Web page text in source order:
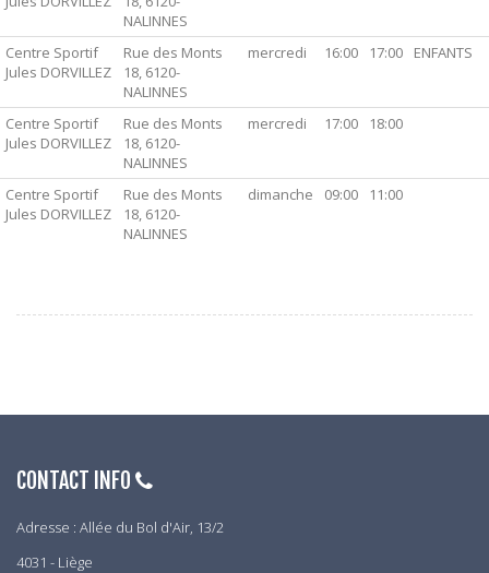
NALINNES
Centre Sportif
Jules DORVILLEZ
Rue des Monts
18, 6120-
NALINNES
mercredi 16:00 17:00 ENFANTS
Centre Sportif
Jules DORVILLEZ
Rue des Monts
18, 6120-
NALINNES
mercredi 17:00 18:00
Centre Sportif
Jules DORVILLEZ
Rue des Monts
18, 6120-
NALINNES
dimanche 09:00 11:00
CONTACT INFO
Adresse : Allée du Bol d'Air, 13/2
4031 - Liège